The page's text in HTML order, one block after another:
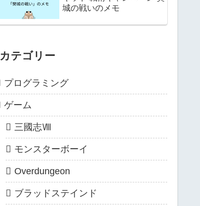
城の戦いのメモ
カテゴリー
プログラミング
ゲーム
三國志Ⅷ
モンスターボーイ
Overdungeon
ブラッドステインド